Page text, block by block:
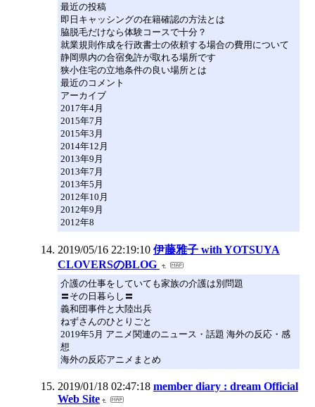
最近の投稿
即日キャッシングの在籍確認の方法とは
脇脱毛だけなら体験コースで十分？
就業規則作成を行政書士の依頼する場合の費用について
静岡県内の合宿免許が取れる場所です
狭小住宅の立地条件の良い場所とは
最近のコメント
アーカイブ
2017年4月
2015年7月
2015年3月
2014年12月
2013年9月
2013年7月
2013年5月
2012年10月
2012年9月
2012年8
2019/05/16 22:19:10 伊藤雅子 with YOTSUYA
CLOVERSのBLOG
介護の仕事をしていても家族の介護は別問題
〓その日暮らし〓
義和団事件と大陸出兵
ねずさんのひとりごと
2019年5月 アニメ関連のニュース・話題 海外の反応・感
想
海外の反応アニメまとめ
2019/01/18 02:47:18 member diary : dream Official
Web Site